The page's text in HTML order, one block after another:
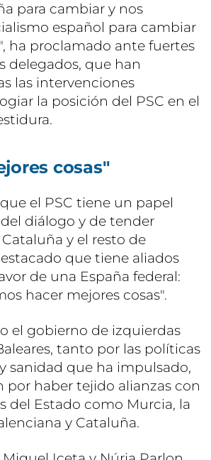
para cambiar y nos
español para cambiar
ha proclamado ante fuertes
delegados, que han
las intervenciones
la posición del PSC en el
cosas"
el PSC tiene un papel
diálogo y de tender
y el resto de
que tiene aliados
de una España federal:
hacer mejores cosas".
el gobierno de izquierdas
tanto por las políticas
sanidad que ha impulsado,
haber tejido alianzas con
del Estado como Murcia, la
y Cataluña.